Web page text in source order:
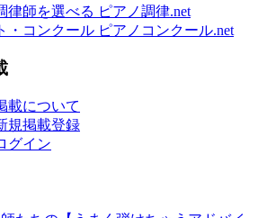
律師を選べる ピアノ調律.net
・コンクール ピアノコンクール.net
載について
規掲載登録
グイン